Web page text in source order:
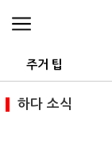
주거 팁
하다 소식